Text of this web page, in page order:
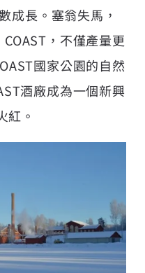
成長。塞翁失馬，
，不僅產量更
國家公園的自然
酒廠成為一個新興
紅。